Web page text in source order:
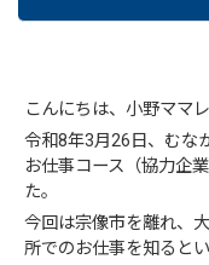
こんにちは、小野ママ
令和8年3月26日、むな
お仕事コース（協力企
た。
今回は宗像市を離れ、
所でのお仕事を知るとい